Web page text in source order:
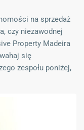
na sprzedaż
czy niezawodnej
Property Madeira
się
zespołu poniżej,